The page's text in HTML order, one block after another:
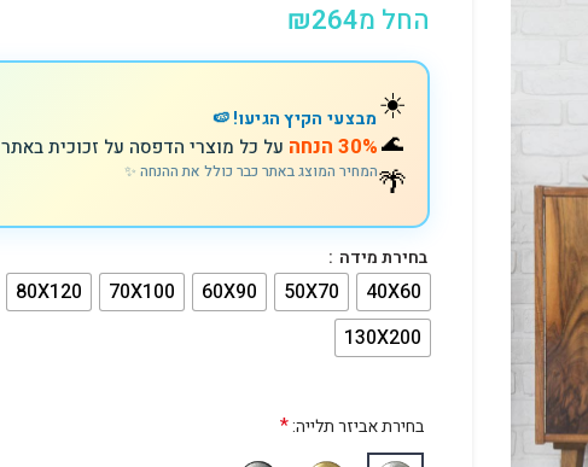
החל מ ₪264
☀️
🌊
🌴
מבצעי הקיץ הגיעו! 🍉
30% הנחה על כל מוצרי הדפסה על זכוכית באתר
המחיר המוצג באתר כבר כולל את ההנחה ✨
בחירת מידה
40X60
50X70
60X90
70X100
80X120
130X200
בחירת אביזר תלייה:*